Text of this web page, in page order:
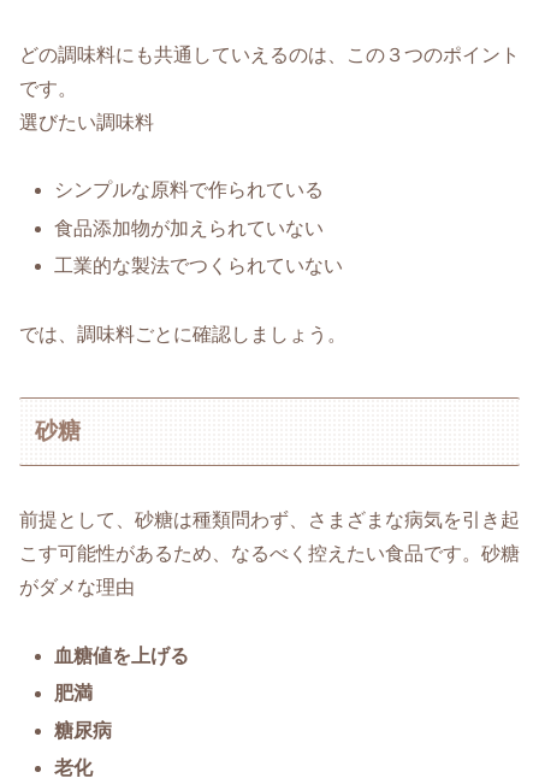
どの調味料にも共通していえるのは、この３つのポイント
です。
選びたい調味料
シンプルな原料で作られている
食品添加物が加えられていない
工業的な製法でつくられていない
では、調味料ごとに確認しましょう。
砂糖
前提として、砂糖は種類問わず、さまざまな病気を引き起
こす可能性があるため、なるべく控えたい食品です。砂糖
がダメな理由
血糖値を上げる
肥満
糖尿病
老化